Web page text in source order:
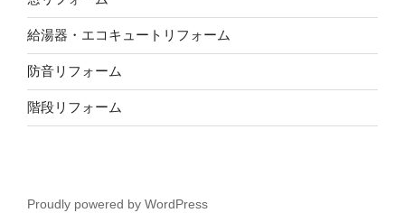
給湯器・エコキュートリフォーム
防音リフォーム
階段リフォーム
Proudly powered by WordPress